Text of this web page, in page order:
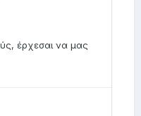
έρχεσαι να μας